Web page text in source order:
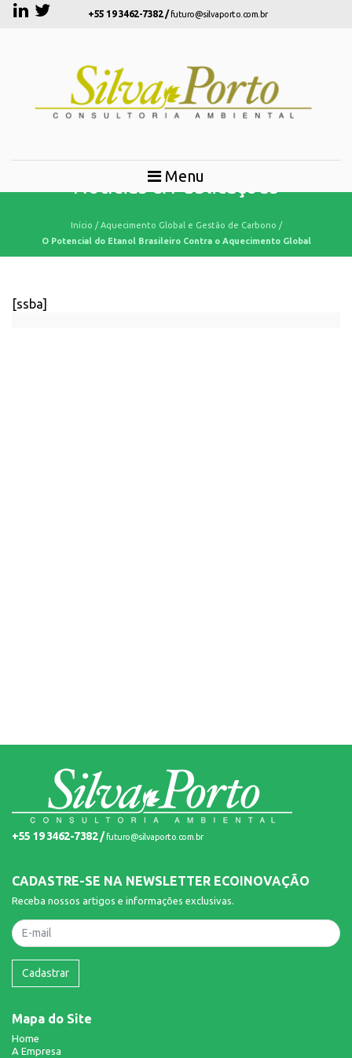
+55 19 3462-7382 /futuro@silvaporto.com.br
Menu
Notícias & Publicações
Início /Aquecimento Global e Gestão de Carbono /
O Potencial do Etanol Brasileiro Contra o Aquecimento Global
[ssba]
+55 19 3462-7382 /futuro@silvaporto.com.br
CADASTRE-SE NA NEWSLETTER ECOINOVAÇÃO
Receba nossos artigos e informações exclusivas.
Nome
Cadastrar
Mapa do Site
Home
A Empresa